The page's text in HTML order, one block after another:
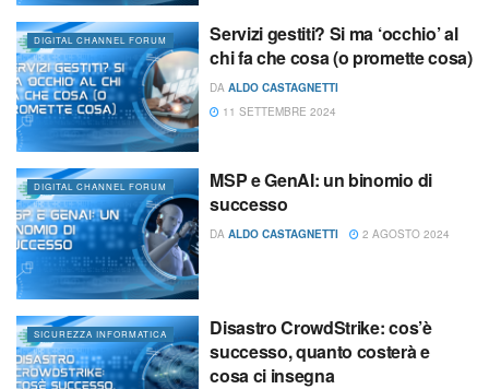
DIGITAL CHANNEL FORUM
Servizi gestiti? Si ma ‘occhio’ al
chi fa che cosa (o promette cosa)
DA ALDO CASTAGNETTI
11 SETTEMBRE 2024
DIGITAL CHANNEL FORUM
MSP e GenAI: un binomio di
successo
DA ALDO CASTAGNETTI 2 AGOSTO 2024
SICUREZZA INFORMATICA
Disastro CrowdStrike: cos’è
successo, quanto costerà e
cosa ci insegna